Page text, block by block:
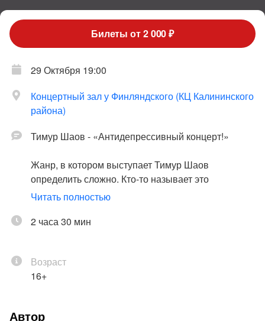
Билеты от 2 000 ₽
29 Октября 19:00
Концертный зал у Финляндского (КЦ Калининского
района)
Тимур Шаов - «Антидепрессивный концерт!»
Жанр, в котором выступает Тимур Шаов
определить сложно. Кто-то называет это
музыкальным стендапом, кто-то говорит, что Шаов
Стругацкий сравнивал его творчество с песнями
его музыкальном формате и авторская песня, и
рок-н-ролл, и романс и баллада, и стилизации под
Читать полностью
2 часа 30 мин
Возраст
16+
Автор